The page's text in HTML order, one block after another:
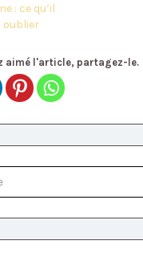
: ce qu’il
oublier
aimé l'article, partagez-le.